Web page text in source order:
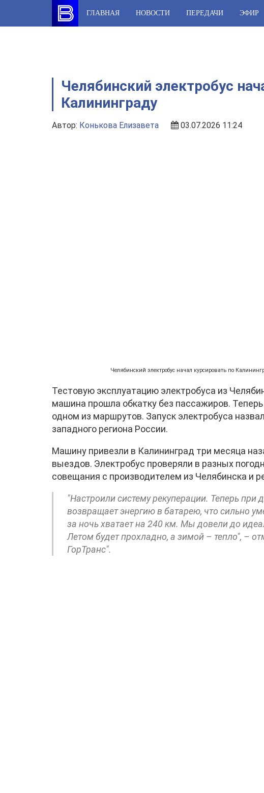
content
ГЛАВНАЯ НОВОСТИ ПЕРЕДАЧИ ЭФИР
Челябинский электробус
Калининграду
Автор: Конькова Елизавета 03.07.2026 11:24
Челябинский электробус начал курсировать по
Тестовую эксплуатацию электробуса из
машина прошла обкатку без пассажиров.
одном из маршрутов. Запуск электробуса
западного региона России.
Машину привезли в Калининград три месяца
выездов. Электробус проверяли в разных
совещания с производителем из Челябинска и
"Настроили систему рекуперации. Теперь
возвращает энергию в батарею, что сильно
за ночь хватает на 240 км. Мы довели до
Летом будет прохладно, а зимой – тепло", –
ГорТранс".